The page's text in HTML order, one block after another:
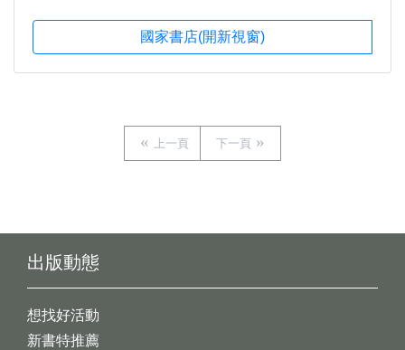
國家書店(開新視窗)
上一頁 下一頁
出版動態
想找好活動
新書特推薦